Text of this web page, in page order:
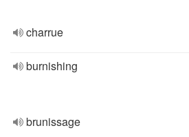
charrue
burnishing
brunissage